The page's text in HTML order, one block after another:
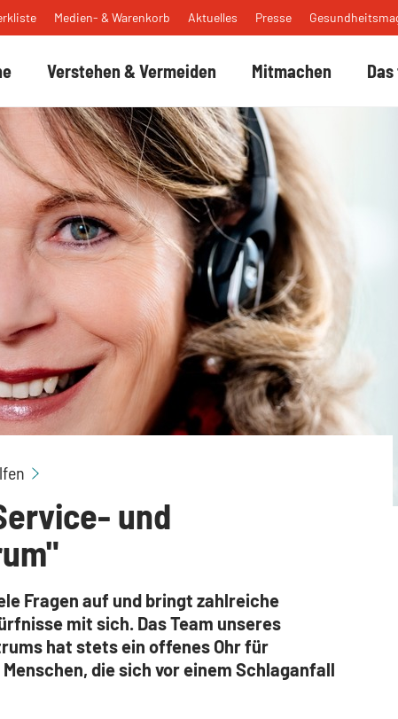
Verstehen & Vermeiden Mitmachen
Medien- & Warenkorb Aktuelles Presse
und
Fragen auf und bringt zahlreiche
mit sich. Das Team unseres
hat stets ein offenes Ohr für
die sich vor einem Schlaganfall